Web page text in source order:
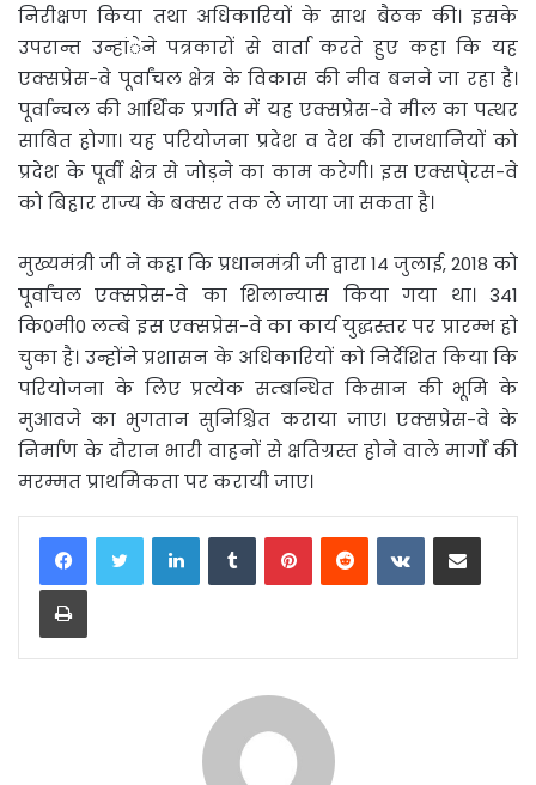
निरीक्षण किया तथा अधिकारियों के साथ बैठक की। इसके
उपरान्त उन्हांेने पत्रकारों से वार्ता करते हुए कहा कि यह
एक्सप्रेस-वे पूर्वांचल क्षेत्र के विकास की नीव बनने जा रहा है।
पूर्वान्चल की आर्थिक प्रगति में यह एक्सप्रेस-वे मील का पत्थर
साबित होगा। यह परियोजना प्रदेश व देश की राजधानियों को
प्रदेश के पूर्वी क्षेत्र से जोड़ने का काम करेगी। इस एक्सपे्रस-वे
को बिहार राज्य के बक्सर तक ले जाया जा सकता है।
मुख्यमंत्री जी ने कहा कि प्रधानमंत्री जी द्वारा 14 जुलाई, 2018 को
पूर्वांचल एक्सप्रेस-वे का शिलान्यास किया गया था। 341
कि0मी0 लम्बे इस एक्सप्रेस-वे का कार्य युद्धस्तर पर प्रारम्भ हो
चुका है। उन्होंनेे प्रशासन के अधिकारियों को निर्देशित किया कि
परियोजना के लिए प्रत्येक सम्बन्धित किसान की भूमि के
मुआवजे का भुगतान सुनिश्चित कराया जाए। एक्सप्रेस-वे के
निर्माण के दौरान भारी वाहनों से क्षतिग्रस्त होने वाले मार्गाें की
मरम्मत प्राथमिकता पर करायी जाए।
LinkedInTumblrPinterestReddit VKontakteShare via Email
Print